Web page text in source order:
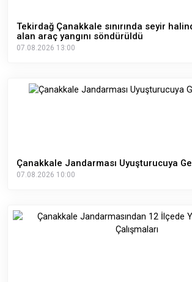
Tekirdağ Çanakkale sınırında seyir
alan araç yangını söndürüldü
07.08.2026 13:00
Çanakkale Jandarması Uyuşturucuya
07.08.2026 10:00